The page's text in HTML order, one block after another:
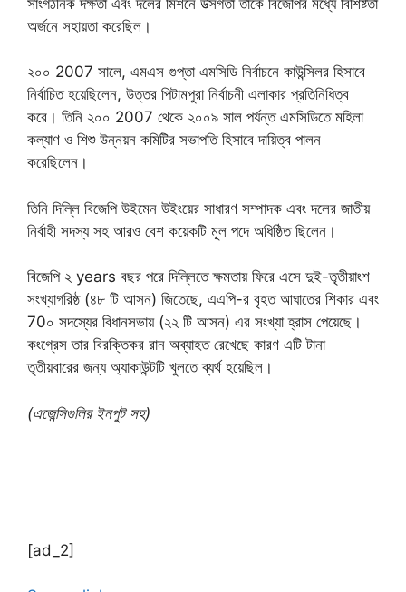
অর্জনে সহায়তা করেছিল।
২০০ 2007 সালে, এমএস গুপ্তা এমসিডি নির্বাচনে কাউন্সিলর হিসাবে
নির্বাচিত হয়েছিলেন, উত্তর পিটামপুরা নির্বাচনী এলাকার প্রতিনিধিত্ব
করে। তিনি ২০০ 2007 থেকে ২০০৯ সাল পর্যন্ত এমসিডিতে মহিলা
কল্যাণ ও শিশু উন্নয়ন কমিটির সভাপতি হিসাবে দায়িত্ব পালন
করেছিলেন।
তিনি দিল্লি বিজেপি উইমেন উইংয়ের সাধারণ সম্পাদক এবং দলের জাতীয়
নির্বাহী সদস্য সহ আরও বেশ কয়েকটি মূল পদে অধিষ্ঠিত ছিলেন।
বিজেপি ২ years বছর পরে দিল্লিতে ক্ষমতায় ফিরে এসে দুই-তৃতীয়াংশ
সংখ্যাগরিষ্ঠ (৪৮ টি আসন) জিতেছে, এএপি-র বৃহত আঘাতের শিকার এবং
70০ সদস্যের বিধানসভায় (২২ টি আসন) এর সংখ্যা হ্রাস পেয়েছে।
কংগ্রেস তার বিরক্তিকর রান অব্যাহত রেখেছে কারণ এটি টানা
তৃতীয়বারের জন্য অ্যাকাউন্টটি খুলতে ব্যর্থ হয়েছিল।
(এজেন্সিগুলির ইনপুট সহ)
[ad_2]